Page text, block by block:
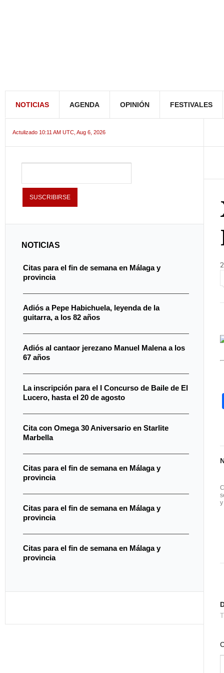
NOTICIAS AGENDA OPINIÓN FESTIVALES
Actulizado 10:11 AM UTC, Aug 6, 2026
NOTICIAS
Citas para el fin de semana en Málaga y
provincia
Adiós a Pepe Habichuela, leyenda de la
guitarra, a los 82 años
Adiós al cantaor jerezano Manuel Malena a los
67 años
La inscripción para el I Concurso de Baile de El
Lucero, hasta el 20 de agosto
Cita con Omega 30 Aniversario en Starlite
Marbella
Citas para el fin de semana en Málaga y
provincia
Citas para el fin de semana en Málaga y
provincia
Citas para el fin de semana en Málaga y
provincia